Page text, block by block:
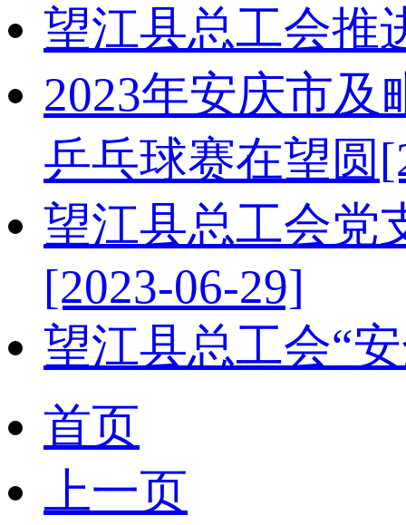
望江县总工会推
2023年安庆市及
乒乓球赛在望圆
望江县总工会党
[2023-06-29]
望江县总工会“
首页
上一页